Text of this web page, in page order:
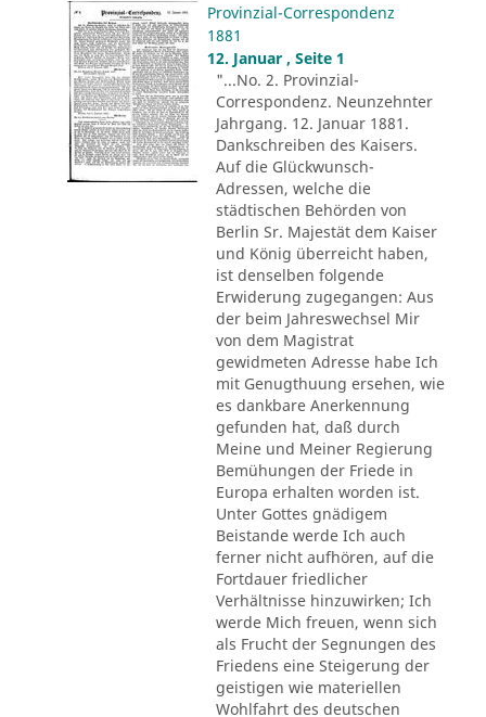
Provinzial-Correspondenz
1881
12. Januar , Seite 1
"...No. 2. Provinzial-
Correspondenz. Neunzehnter
Jahrgang. 12. Januar 1881.
Dankschreiben des Kaisers.
Auf die Glückwunsch-
Adressen, welche die
städtischen Behörden von
Berlin Sr. Majestät dem Kaiser
und König überreicht haben,
ist denselben folgende
Erwiderung zugegangen: Aus
der beim Jahreswechsel Mir
von dem Magistrat
gewidmeten Adresse habe Ich
mit Genugthuung ersehen, wie
es dankbare Anerkennung
gefunden hat, daß durch
Meine und Meiner Regierung
Bemühungen der Friede in
Europa erhalten worden ist.
Unter Gottes gnädigem
Beistande werde Ich auch
ferner nicht aufhören, auf die
Fortdauer friedlicher
Verhältnisse hinzuwirken; Ich
werde Mich freuen, wenn sich
als Frucht der Segnungen des
Friedens eine Steigerung der
geistigen wie materiellen
Wohlfahrt des deutschen